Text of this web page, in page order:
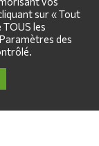
sur « Tout
les
des